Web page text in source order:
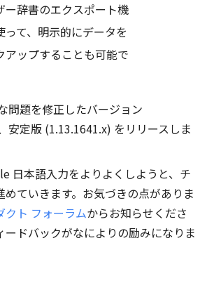
ー辞書のエクスポート機
って、明示的にデータを
アップすることも可能で
問題を修正したバージョン
安定版 (1.13.1641.x) をリリースしま
日本語入力をよりよくしようと、チ
ていきます。お気づきの点がありま
クト フォーラムからお知らせくださ
ードバックがなによりの励みになりま